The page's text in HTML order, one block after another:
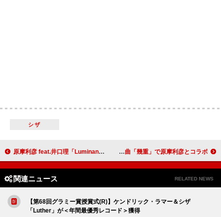
シザ
原摩利彦 feat.井口理「Luminance」が日本アカデミー賞の主題歌賞に ゆず、新曲「幾重」で原摩利彦とコラボ
関連ニュース RELATED NEWS
【第68回グラミー賞授賞式(R)】ケンドリック・ラマー＆シザ
「Luther」が＜年間最優秀レコード＞獲得